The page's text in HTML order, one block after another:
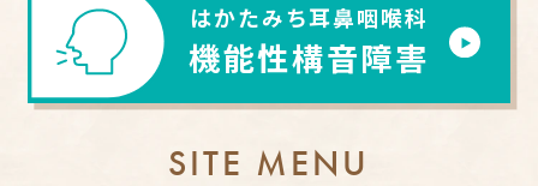
はかたみち耳鼻咽喉科
機能性構音障害
SITE MENU